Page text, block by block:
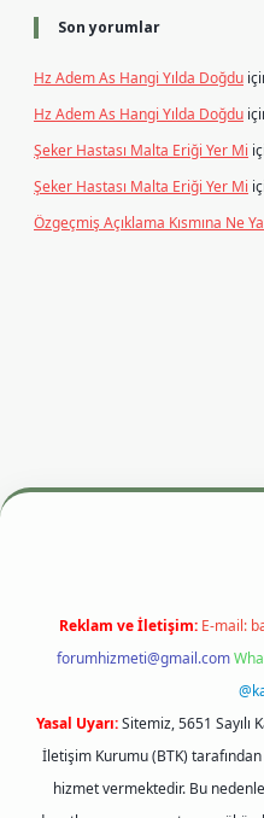
Son yorumlar
Hz Adem As Hangi Yılda Doğdu
Hz Adem As Hangi Yılda Doğdu
Şeker Hastası Malta Eriği Yer Mi
Şeker Hastası Malta Eriği Yer Mi
Özgeçmiş Açıklama Kısmına Ne
betexper.xyzm elexbet
Reklam ve İletişim: E-mail:
forumhizmeti@gmail.com
Yasal Uyarı:Sitemiz, 5651
İletişim Kurumu (BTK) tarafından
hizmet vermektedir. Bu